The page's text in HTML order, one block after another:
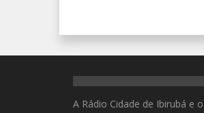
A Rádio Cidade de Ibirubá e